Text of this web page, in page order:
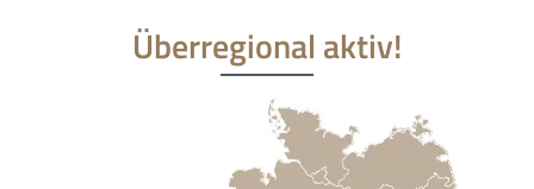
Überregional aktiv!